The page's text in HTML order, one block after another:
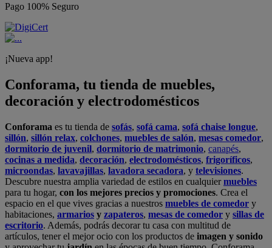
Pago 100% Seguro
¡Nueva app!
Conforama, tu tienda de muebles,
decoración y electrodomésticos
Conforama es tu tienda de sofás, sofá cama, sofá chaise longue,
sillón, sillón relax, colchones, muebles de salón, mesas comedor,
dormitorio de juvenil, dormitorio de matrimonio, canapés,
cocinas a medida, decoración, electrodomésticos, frigoríficos,
microondas, lavavajillas, lavadora secadora, y televisiones.
Descubre nuestra amplia variedad de estilos en cualquiermuebles
para tu hogar, con los mejores precios y promociones. Crea el
espacio en el que vives gracias a nuestros muebles de comedor y
habitaciones, armarios y zapateros, mesas de comedor y sillas de
escritorio. Además, podrás decorar tu casa con multitud de
artículos, tener el mejor ocio con los productos de imagen y sonido